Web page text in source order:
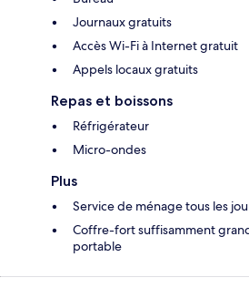
Journaux gratuits
Accès Wi-Fi à Internet gratuit
Appels locaux gratuits
Repas et boissons
Réfrigérateur
Micro-ondes
Plus
Service de ménage tous les
Coffre-fort suffisamment
portable